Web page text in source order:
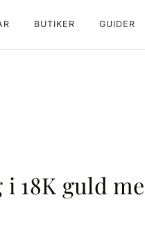
BUTIKER GUIDER
18K guld